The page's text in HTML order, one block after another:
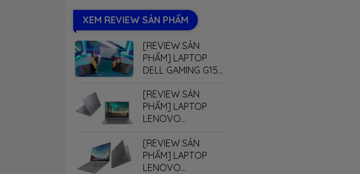
RTX 5080
RTX 5090
XEM REVIEW SẢN PHẨM
[REVIEW SẢN
PHẨM] LAPTOP
DELL GAMING G15
[REVIEW SẢN
PHẨM] LAPTOP
LENOVO
[REVIEW SẢN
PHẨM] LAPTOP
LENOVO